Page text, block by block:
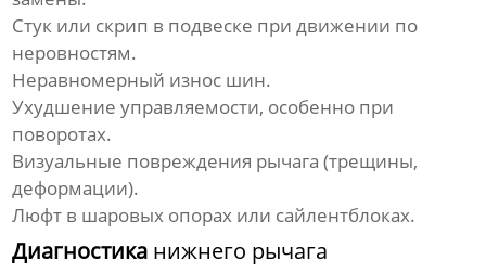
Стук или скрип в подвеске при движении по
неровностям.
Неравномерный износ шин.
Ухудшение управляемости, особенно при
поворотах.
Визуальные повреждения рычага (трещины,
деформации).
Люфт в шаровых опорах или сайлентблоках.
Диагностика нижнего рычага